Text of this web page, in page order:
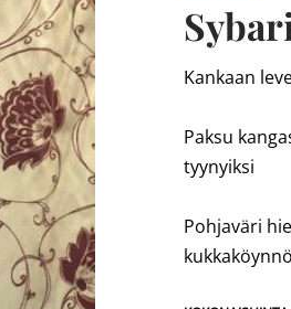
Kankaan
Paksu
tyynyiksi
Pohjaväri